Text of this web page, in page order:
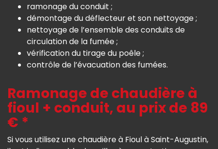
ramonage du conduit ;
démontage du déflecteur et son nettoyage ;
nettoyage de l’ensemble des conduits de
circulation de la fumée ;
vérification du tirage du poêle ;
contrôle de l’évacuation des fumées.
Ramonage de chaudière à
fioul + conduit, au prix de 89
€ *
Si vous utilisez une chaudière à Fioul à Saint-Augustin,